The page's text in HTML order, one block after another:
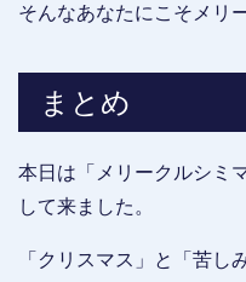
そんなあなたにこそメリ
まとめ
本日は「メリークルシミ
して来ました。
「クリスマス」と「苦し